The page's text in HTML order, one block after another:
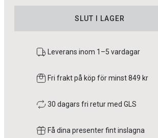
SLUT I LAGER
Leverans inom 1–5 vardagar
Fri frakt på köp för minst 849 kr
30 dagars fri retur med GLS
Få dina presenter fint inslagna